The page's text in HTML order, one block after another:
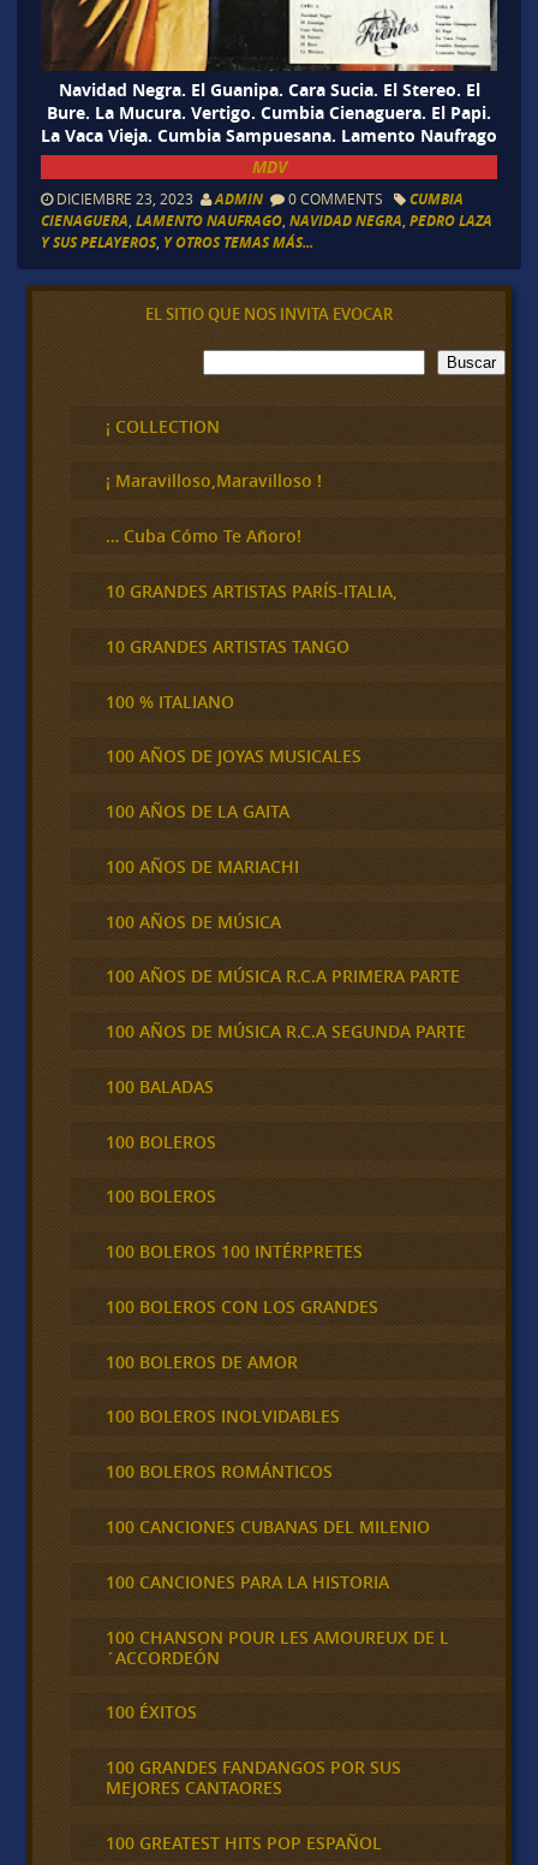
Navidad Negra. El Guanipa. Cara Sucia. El Stereo. El
Bure. La Mucura. Vertigo. Cumbia Cienaguera. El Papi.
La Vaca Vieja. Cumbia Sampuesana. Lamento Naufrago
MDV
DICIEMBRE 23, 2023 ADMIN 0 COMMENTS
CUMBIA
CIENAGUERA LAMENTO NAUFRAGO, NAVIDAD NEGRA PEDRO LAZA
Y SUS PELAYEROS, Y OTROS TEMAS MÁS...
EL SITIO QUE NOS INVITA EVOCAR
B
u
c
a
Buscar
¡ COLLECTION
¡ Maravilloso,Maravilloso !
… Cuba Cómo Te Añoro!
10 GRANDES ARTISTAS PARÍS-ITALIA,
10 GRANDES ARTISTAS TANGO
100 % ITALIANO
100 AÑOS DE JOYAS MUSICALES
100 AÑOS DE LA GAITA
100 AÑOS DE MARIACHI
100 AÑOS DE MÚSICA
100 AÑOS DE MÚSICA R.C.A PRIMERA PARTE
100 AÑOS DE MÚSICA R.C.A SEGUNDA PARTE
100 BALADAS
100 BOLEROS
100 BOLEROS
100 BOLEROS 100 INTÉRPRETES
100 BOLEROS CON LOS GRANDES
100 BOLEROS DE AMOR
100 BOLEROS INOLVIDABLES
100 BOLEROS ROMÁNTICOS
100 CANCIONES CUBANAS DEL MILENIO
100 CANCIONES PARA LA HISTORIA
100 CHANSON POUR LES AMOUREUX DE L
´ACCORDEÓN
100 ÉXITOS
100 GRANDES FANDANGOS POR SUS
MEJORES CANTAORES
100 GREATEST HITS POP ESPAÑOL